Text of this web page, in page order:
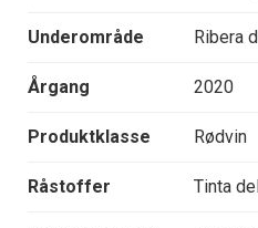
Underområde Ribera
Årgang 2020
Produktklasse Rødvin
Råstoffer Tinta